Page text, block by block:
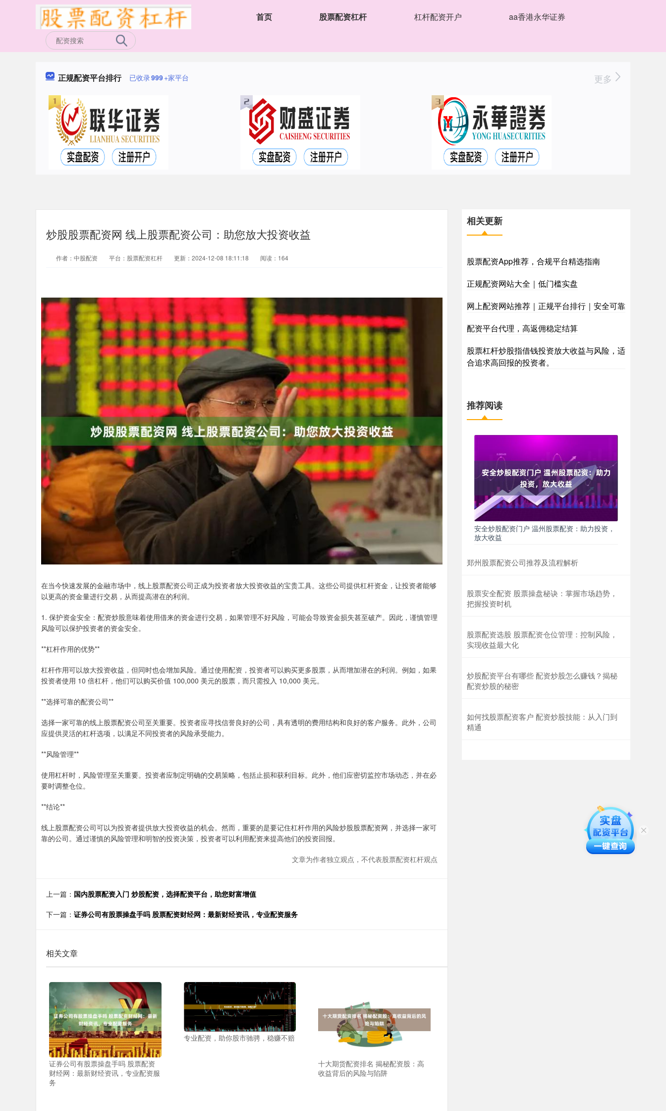
首页 股票配资杠杆 杠杆配资开户 aa香港永华证券
正规配资平台排行 已收录999+家平台 更多
炒股股票配资网 线上股票配资公司：助您放大投资收益
作者：中股配资 平台：股票配资杠杆 更新：2024-12-08 18:11:18 阅读：164
在当今快速发展的金融市场中，线上股票配资公司正成为投资者放大投资收益的宝贵工具。这些公司提供杠杆资金，让投资者能够
以更高的资金量进行交易，从而提高潜在的利润。
1. 保护资金安全：配资炒股意味着使用借来的资金进行交易，如果管理不好风险，可能会导致资金损失甚至破产。因此，谨慎管理
风险可以保护投资者的资金安全。
**杠杆作用的优势**
杠杆作用可以放大投资收益，但同时也会增加风险。通过使用配资，投资者可以购买更多股票，从而增加潜在的利润。例如，如果
投资者使用 10 倍杠杆，他们可以购买价值 100,000 美元的股票，而只需投入 10,000 美元。
**选择可靠的配资公司**
选择一家可靠的线上股票配资公司至关重要。投资者应寻找信誉良好的公司，具有透明的费用结构和良好的客户服务。此外，公司
应提供灵活的杠杆选项，以满足不同投资者的风险承受能力。
**风险管理**
使用杠杆时，风险管理至关重要。投资者应制定明确的交易策略，包括止损和获利目标。此外，他们应密切监控市场动态，并在必
要时调整仓位。
**结论**
线上股票配资公司可以为投资者提供放大投资收益的机会。然而，重要的是要记住杠杆作用的风险炒股股票配资网，并选择一家可
靠的公司。通过谨慎的风险管理和明智的投资决策，投资者可以利用配资来提高他们的投资回报。
文章为作者独立观点，不代表股票配资杠杆观点
上一篇： 国内股票配资入门 炒股配资，选择配资平台，助您财富增值
下一篇： 证券公司有股票操盘手吗 股票配资财经网：最新财经资讯，专业配资服务
相关文章
证券公司有股票操盘手吗 股票配资
财经网：最新财经资讯，专业配资服
务
专业配资，助你股市驰骋，稳赚不赔
十大期货配资排名 揭秘配资股：高
收益背后的风险与陷阱
相关更新
股票配资App推荐，合规平台精选指南
正规配资网站大全｜低门槛实盘
网上配资网站推荐｜正规平台排行｜安全可靠
配资平台代理，高返佣稳定结算
股票杠杆炒股指借钱投资放大收益与风险，适
合追求高回报的投资者。
推荐阅读
安全炒股配资门户 温州股票配资：助力投资，
放大收益
郑州股票配资公司推荐及流程解析
股票安全配资 股票操盘秘诀：掌握市场趋势，
把握投资时机
股票配资选股 股票配资仓位管理：控制风险，
实现收益最大化
炒股配资平台有哪些 配资炒股怎么赚钱？揭秘
配资炒股的秘密
如何找股票配资客户 配资炒股技能：从入门到
精通